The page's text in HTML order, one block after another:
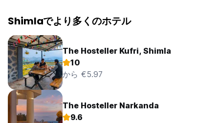
Shimlaでより多くのホテル
The Hosteller Kufri, Shimla
10
から €5.97
The Hosteller Narkanda
9.6